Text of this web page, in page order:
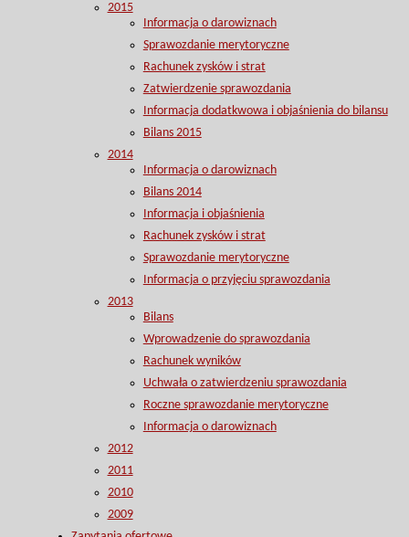
2015
Informacja o darowiznach
Sprawozdanie merytoryczne
Rachunek zysków i strat
Zatwierdzenie sprawozdania
Informacja dodatkwowa i objaśnienia do bilansu
Bilans 2015
2014
Informacja o darowiznach
Bilans 2014
Informacja i objaśnienia
Rachunek zysków i strat
Sprawozdanie merytoryczne
Informacja o przyjęciu sprawozdania
2013
Bilans
Wprowadzenie do sprawozdania
Rachunek wyników
Uchwała o zatwierdzeniu sprawozdania
Roczne sprawozdanie merytoryczne
Informacja o darowiznach
2012
2011
2010
2009